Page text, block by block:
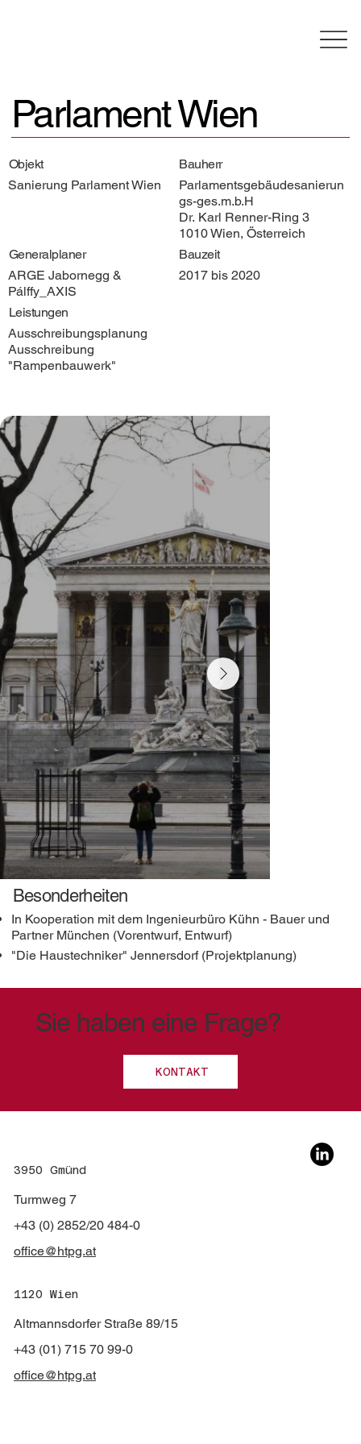
Parlament Wien
Sanierung Parlament Wien
Objekt
Parlamentsgebäudesanierun
gs-ges.m.b.H
Dr. Karl Renner-Ring 3
1010 Wien, Österreich
Bauherr
ARGE Jabornegg &
Pálffy_AXIS
Generalplaner
2017 bis 2020
Bauzeit
Ausschreibungsplanung
Ausschreibung
"Rampenbauwerk"
Leistungen
Besonderheiten
In Kooperation mit dem Ingenieurbüro Kühn - Bauer und
Partner München (Vorentwurf, Entwurf)
"Die Haustechniker" Jennersdorf (Projektplanung)
Sie haben eine Frage?
KONTAKT
3950 Gmünd
Turmweg 7
+43 (0) 2852/20 484-0
office@htpg.at
1120 Wien
Altmannsdorfer Straße 89/15
+43 (01) 715 70 99-0
office@htpg.at